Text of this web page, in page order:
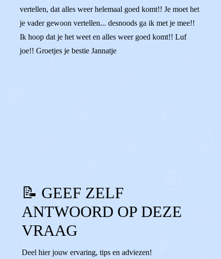
vertellen, dat alles weer helemaal goed komt!! Je moet het
je vader gewoon vertellen... desnoods ga ik met je mee!!
Ik hoop dat je het weet en alles weer goed komt!! Luf
joe!! Groetjes je bestie Jannatje
📝 GEEF ZELF
ANTWOORD OP DEZE
VRAAG
Deel hier jouw ervaring, tips en adviezen!